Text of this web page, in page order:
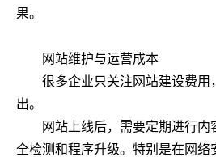
果。
网站维护与运营成本
很多企业只关注网站建设费用
出。
网站上线后，需要定期进行
全检测和程序升级。特别是在网